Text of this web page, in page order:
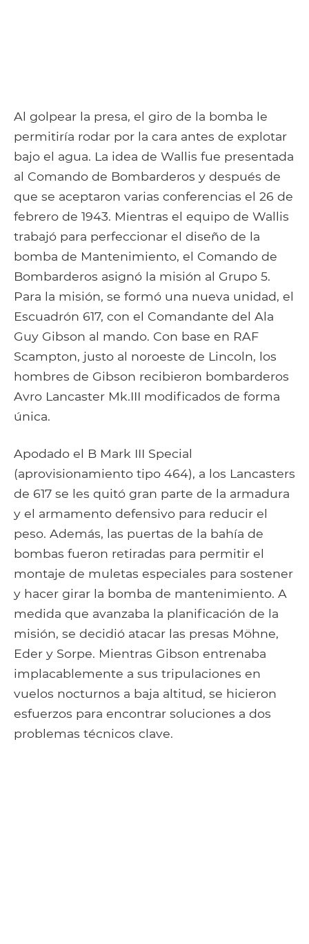
Al golpear la presa, el giro de la bomba le
permitiría rodar por la cara antes de explotar
bajo el agua. La idea de Wallis fue presentada
al Comando de Bombarderos y después de
que se aceptaron varias conferencias el 26 de
febrero de 1943. Mientras el equipo de Wallis
trabajó para perfeccionar el diseño de la
bomba de Mantenimiento, el Comando de
Bombarderos asignó la misión al Grupo 5.
Para la misión, se formó una nueva unidad, el
Escuadrón 617, con el Comandante del Ala
Guy Gibson al mando. Con base en RAF
Scampton, justo al noroeste de Lincoln, los
hombres de Gibson recibieron bombarderos
Avro Lancaster Mk.III modificados de forma
única.
Apodado el B Mark III Special
(aprovisionamiento tipo 464), a los Lancasters
de 617 se les quitó gran parte de la armadura
y el armamento defensivo para reducir el
peso. Además, las puertas de la bahía de
bombas fueron retiradas para permitir el
montaje de muletas especiales para sostener
y hacer girar la bomba de mantenimiento. A
medida que avanzaba la planificación de la
misión, se decidió atacar las presas Möhne,
Eder y Sorpe. Mientras Gibson entrenaba
implacablemente a sus tripulaciones en
vuelos nocturnos a baja altitud, se hicieron
esfuerzos para encontrar soluciones a dos
problemas técnicos clave.